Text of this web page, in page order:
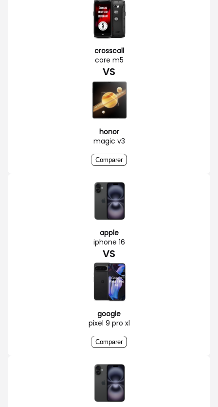
crosscall
core m5
VS
honor
magic v3
Comparer
apple
iphone 16
VS
google
pixel 9 pro xl
Comparer